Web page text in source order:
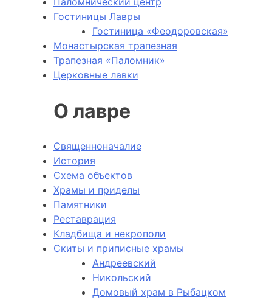
Гостиницы Лавры
Гостиница «Феодоровская»
Монастырская трапезная
Трапезная «Паломник»
Церковные лавки
О лавре
Священноначалие
История
Схема объектов
Храмы и приделы
Памятники
Реставрация
Кладбища и некрополи
Скиты и приписные храмы
Андреевский
Никольский
Домовый храм в Рыбацком